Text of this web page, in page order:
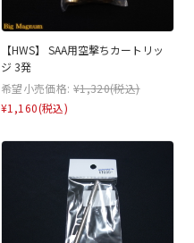
【HWS】 SAA用空撃ちカートリッ
ジ 3発
希望小売価格: ¥1,320(税込)
¥1,160(税込)